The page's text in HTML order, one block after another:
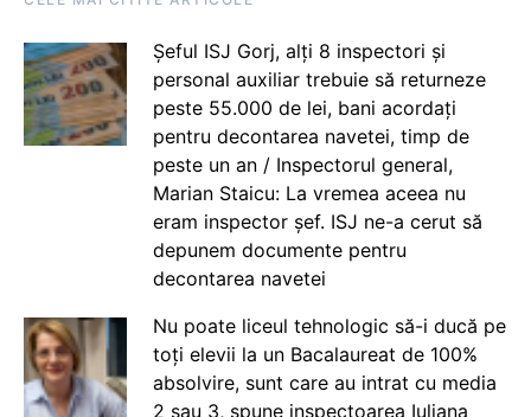
Șeful ISJ Gorj, alți 8 inspectori și
personal auxiliar trebuie să returneze
peste 55.000 de lei, bani acordați
pentru decontarea navetei, timp de
peste un an / Inspectorul general,
Marian Staicu: La vremea aceea nu
eram inspector șef. ISJ ne-a cerut să
depunem documente pentru
decontarea navetei
Nu poate liceul tehnologic să-i ducă pe
toți elevii la un Bacalaureat de 100%
absolvire, sunt care au intrat cu media
2 sau 3, spune inspectoarea Iuliana